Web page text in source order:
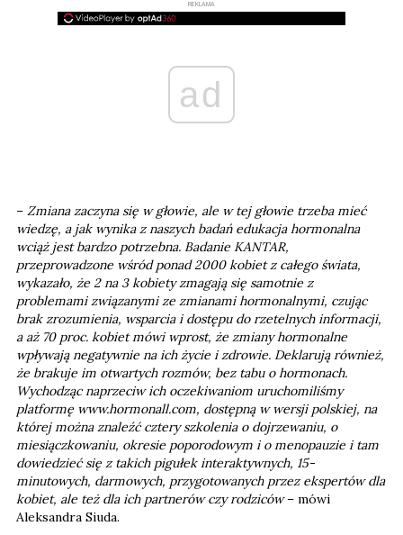
REKLAMA
ad
– Zmiana zaczyna się w głowie, ale w tej głowie trzeba mieć
wiedzę, a jak wynika z naszych badań edukacja hormonalna
wciąż jest bardzo potrzebna. Badanie KANTAR,
przeprowadzone wśród ponad 2000 kobiet z całego świata,
wykazało, że 2 na 3 kobiety zmagają się samotnie z
problemami związanymi ze zmianami hormonalnymi, czując
brak zrozumienia, wsparcia i dostępu do rzetelnych informacji,
a aż 70 proc. kobiet mówi wprost, że zmiany hormonalne
wpływają negatywnie na ich życie i zdrowie. Deklarują również,
że brakuje im otwartych rozmów, bez tabu o hormonach.
Wychodząc naprzeciw ich oczekiwaniom uruchomiliśmy
platformę www.hormonall.com, dostępną w wersji polskiej, na
której można znaleźć cztery szkolenia o dojrzewaniu, o
miesiączkowaniu, okresie poporodowym i o menopauzie i tam
dowiedzieć się z takich pigułek interaktywnych, 15-
minutowych, darmowych, przygotowanych przez ekspertów dla
kobiet, ale też dla ich partnerów czy rodziców– mówi
Aleksandra Siuda.